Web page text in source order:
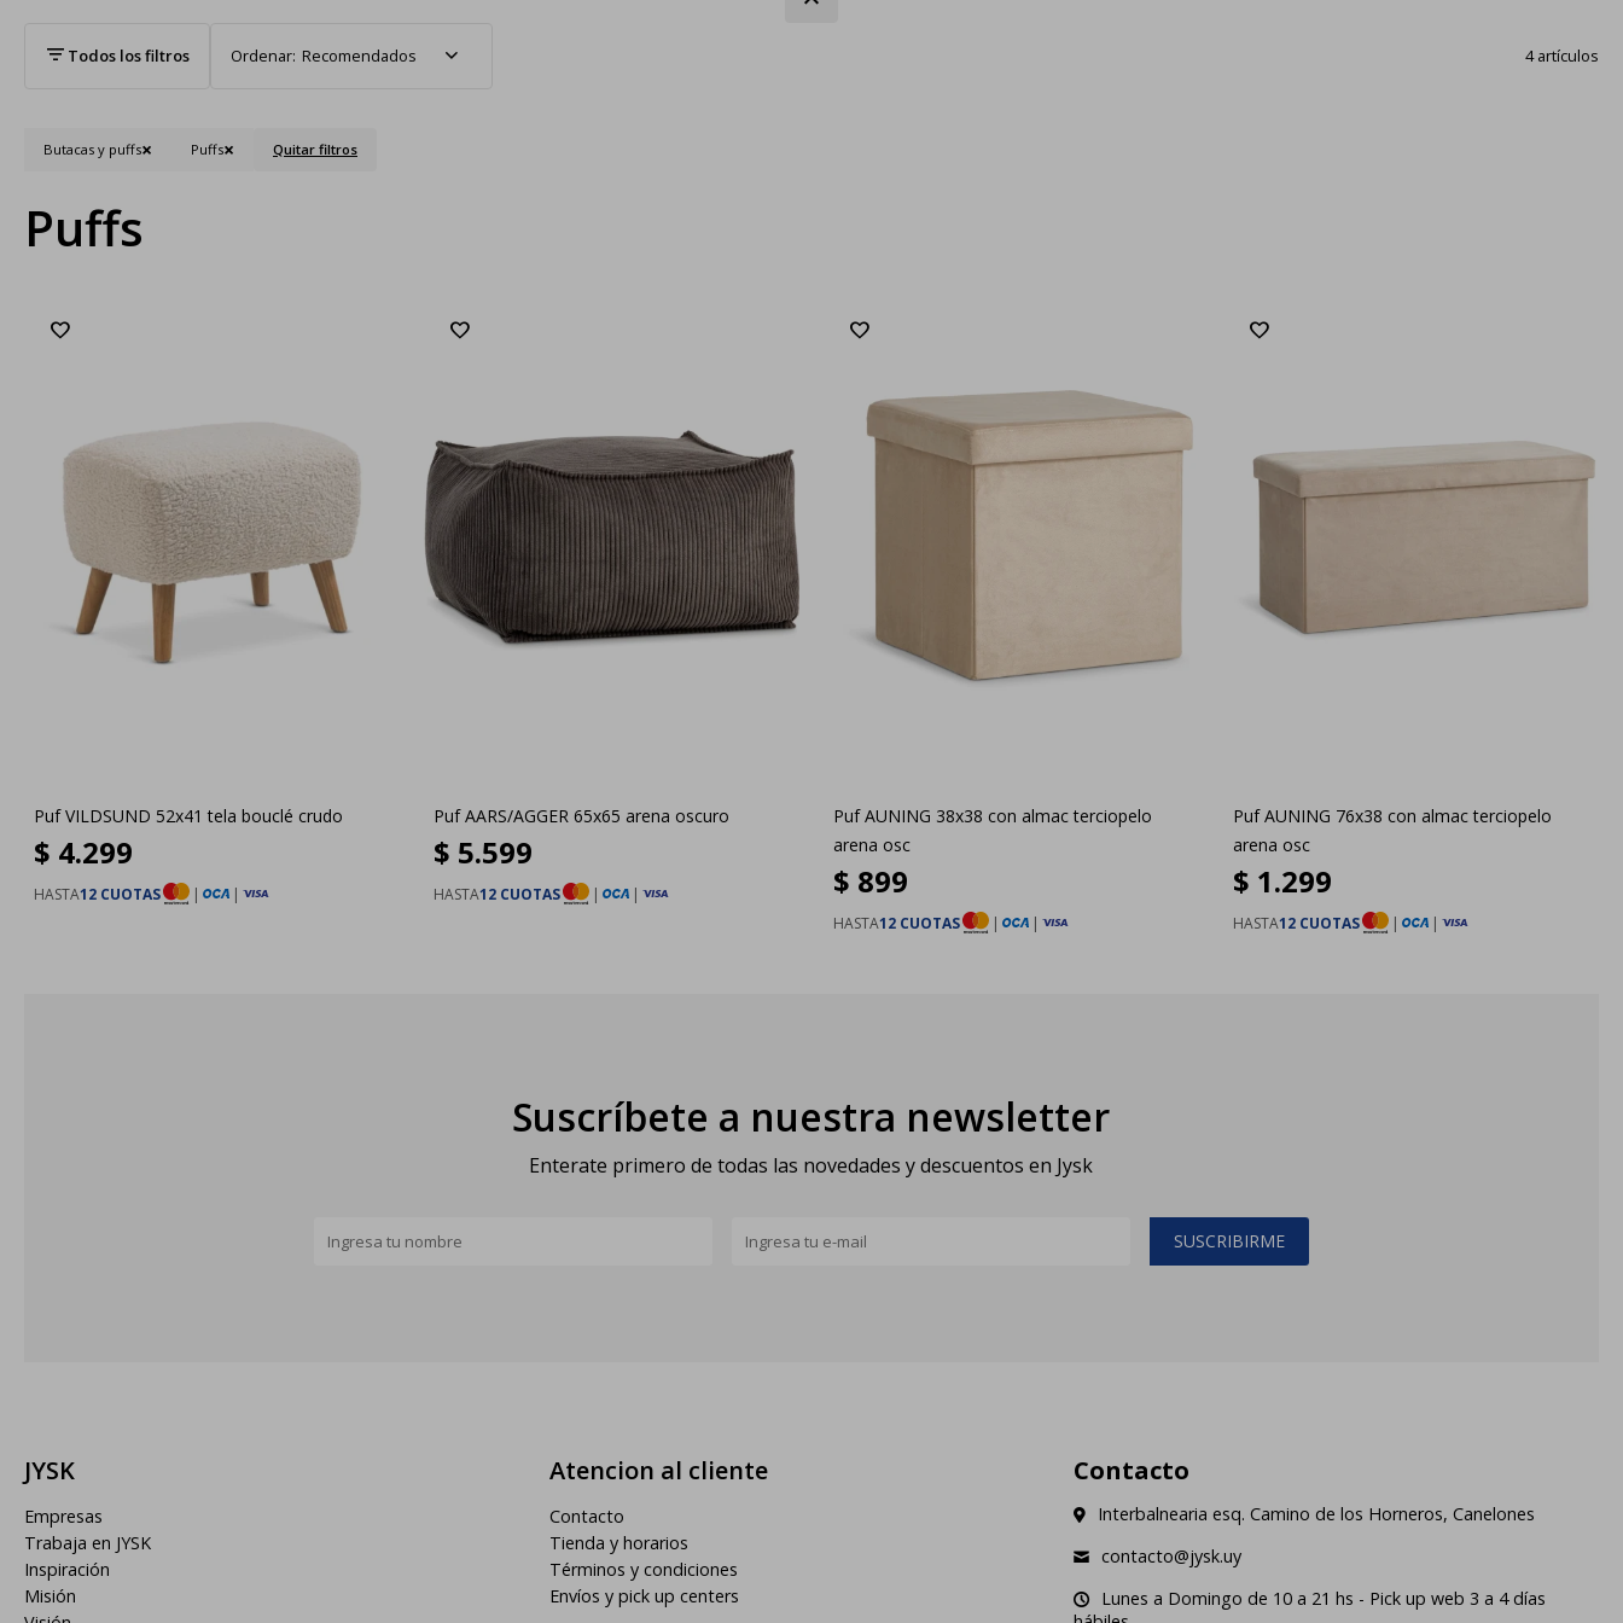
Recomendados 4 artículos
Butacas y puffs Puffs Quitar filtros
Puffs
Puf VILDSUND 52x41 tela bouclé crudo
$ 4.299
HASTA12 CUOTAS | |
Puf AARS/AGGER 65x65 arena oscuro
$ 5.599
HASTA12 CUOTAS | |
Puf AUNING 38x38 con almac terciopelo
arena osc
$ 899
HASTA12 CUOTAS | |
Puf AUNING 76x38 con almac terciopelo
arena osc
$ 1.299
HASTA12 CUOTAS | |
Suscríbete a nuestra newsletter
Enterate primero de todas las novedades y descuentos en Jysk
SUSCRIBIRME
JYSK
Empresas
Trabaja en JYSK
Inspiración
Misión
Atencion al cliente
Contacto
Tienda y horarios
Términos y condiciones
Envíos y pick up centers
Contacto
Interbalnearia esq. Camino de los Horneros, Canelones
contacto@jysk.uy
Lunes a Domingo de 10 a 21 hs - Pick up web 3 a 4 días